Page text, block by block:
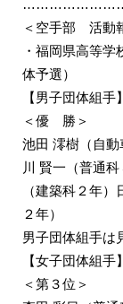
＜空手部 活動
・福岡県高等
体予選）
【男子団体組手】
＜優 勝＞
池田 澪樹（自
川 賢一（普通
（建築科２年
２年）
男子団体組手は
【女子団体組手】
＜第３位＞